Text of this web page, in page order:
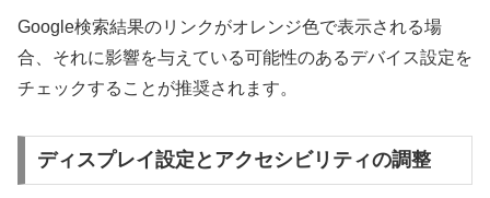
Google検索結果のリンクがオレンジ色で表示される場
合、それに影響を与えている可能性のあるデバイス設定を
チェックすることが推奨されます。
ディスプレイ設定とアクセシビリティの調整